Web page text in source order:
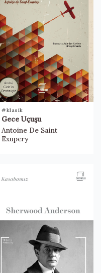
#klasik
Gece Uçuşu
Antoine De Saint
Exupery